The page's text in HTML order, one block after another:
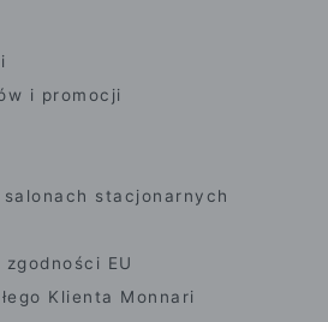
i promocji
stacjonarnych
EU
Klienta Monnari